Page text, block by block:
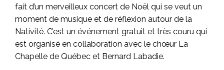
fait d’un merveilleux concert de Noël qui se veut un
moment de musique et de réflexion autour de la
Nativité. C’est un événement gratuit et très couru qui
est organisé en collaboration avec le chœur La
Chapelle de Québec et Bernard Labadie.